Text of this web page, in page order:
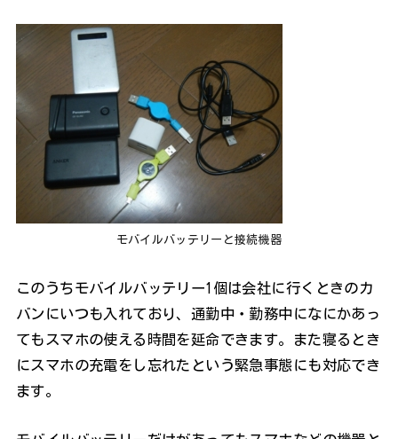
モバイルバッテリーと接続機器
このうちモバイルバッテリー1個は会社に行くときのカ
バンにいつも入れており、通勤中・勤務中になにかあっ
てもスマホの使える時間を延命できます。また寝るとき
にスマホの充電をし忘れたという緊急事態にも対応でき
ます。